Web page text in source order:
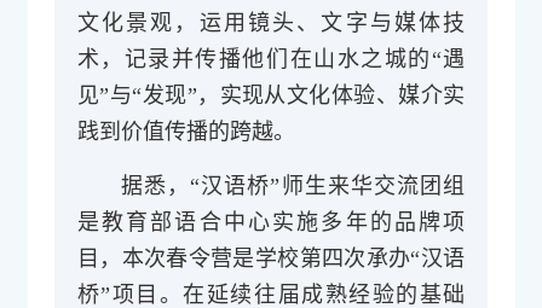
文化景观，运用镜头、文字与媒体技
术，记录并传播他们在山水之城的“遇
见”与“发现”，实现从文化体验、媒介实
践到价值传播的跨越。
据悉，“汉语桥”师生来华交流团组
是教育部语合中心实施多年的品牌项
目，本次春令营是学校第四次承办“汉语
桥”项目。在延续往届成熟经验的基础